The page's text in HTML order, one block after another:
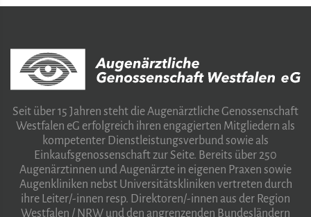
Seit über 15 Jahren steht die Augenärztliche Genossenschaft
Westfalen eG erfolgreich ihren engagierten Mitgliedern als
kompetenter Dienstleistungsverbund sowie als
Einkaufsgenossenschaft zur Seite. Bereits über 250
Augenärztinnen und Augenärzte in eigenen Praxen sowie
Augenkliniken nebst Universitätskliniken vertreten durch
ihre Leiter/-innen resp. Direktoren/-innen aus der Region
Westfalen / NRW und den angrenzenden Bundesländern